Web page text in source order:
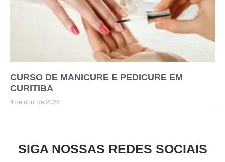
CURSO DE MANICURE E PEDICURE EM
CURITIBA
4 de abril de 2026
SIGA NOSSAS REDES SOCIAIS